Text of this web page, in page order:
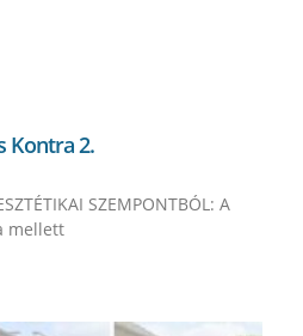
Kontra 2.
SZEMPONTBÓL: A
mellett